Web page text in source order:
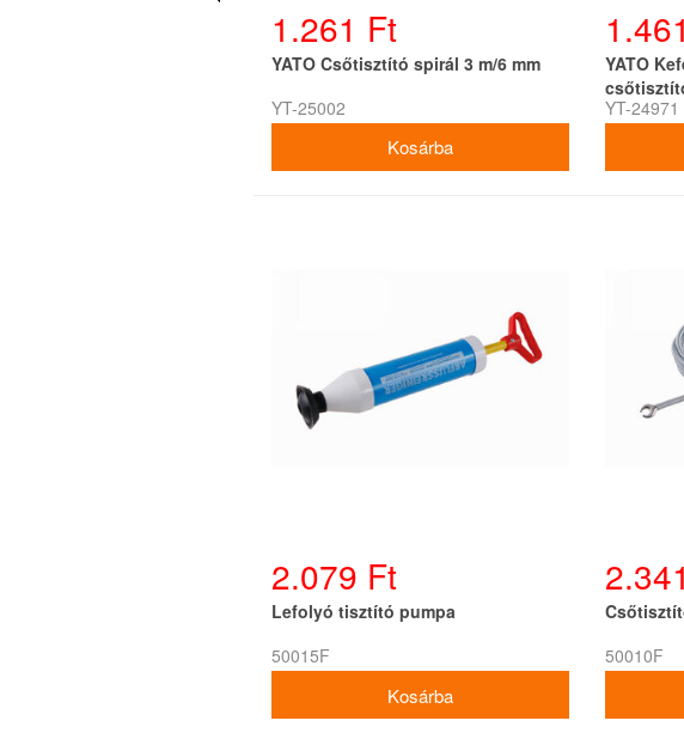
1.261 Ft
YATO Csőtisztító spirál 3 m/6 mm
YT-25002
YATO
YT-24971
2.079 Ft
Lefolyó tisztító pumpa
50015F
50010F